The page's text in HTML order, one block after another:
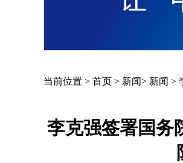
当前位置 > 首页 > 新闻> 新闻 >
李克强签署国务